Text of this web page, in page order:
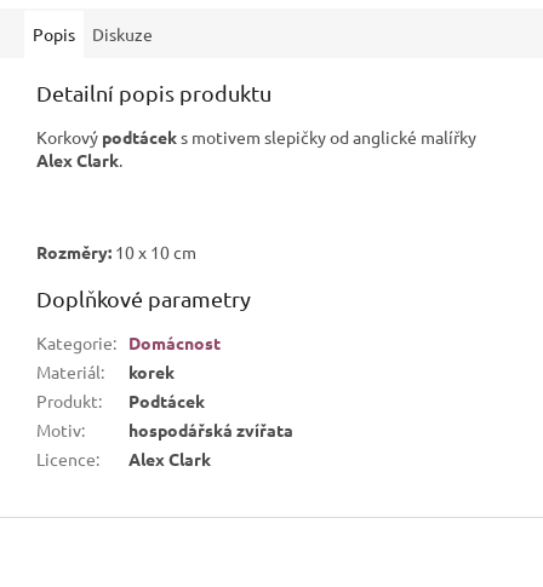
Popis Diskuze
Detailní popis produktu
Korkový podtáceks motivem slepičky od anglické malířky
Alex Clark.
Rozměry: 10 x 10 cm
Doplňkové parametry
Kategorie:
Domácnost
Materiál:
korek
Produkt:
Podtácek
Motiv:
hospodářská zvířata
Licence: Alex Clark
Z